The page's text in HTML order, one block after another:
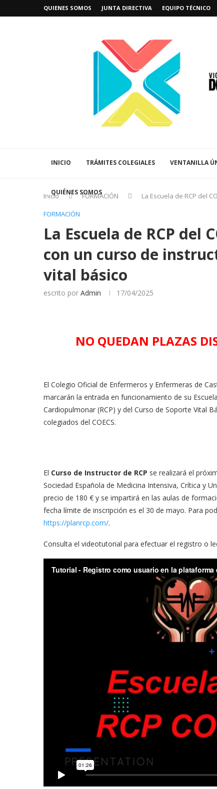
QUIENES SOMOS JUNTA DIRECTIVA EQUIPO TÉCNICO
INICIO TRÁMITES COLEGIALES VENTANILLA
QUIÉNES SOMOS
Inicio FORMACIÓN
La Escuela de RCP del
FORMACIÓN
La Escuela de RCP del
con un curso de
vital básico
escrito por Admin 17/04/2025
NO QUEDAN PLAZAS
El Colegio Oficial de Enfermeros y Enfermeras de
marcarán la entrada en funcionamiento de su
Cardiopulmonar (RCP) y del Curso de Soporte Vital
colegiados del COECS.
El Curso de Instructor de RCP se realizará el
Sociedad Española de Medicina Intensiva, Crítica y
precio de 180 € y se impartirá en las aulas de
fecha límite de inscripción es el 30 de mayo. Para
https://planrcp.com/.
Consulta el videotutorial para efectuar el registro o